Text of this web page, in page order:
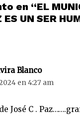
en “EL
UN SER
Blanco
en 4:27 am
José C .